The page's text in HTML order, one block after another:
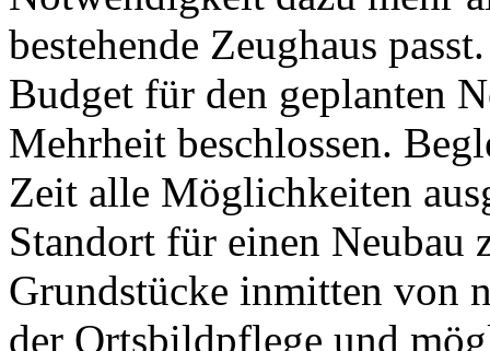
bestehende Zeughaus
Budget für den geplanten
Mehrheit beschlossen.
Zeit alle Möglichkeiten
Standort für einen Neubau
Grundstücke inmitten von
der Ortsbildpflege und